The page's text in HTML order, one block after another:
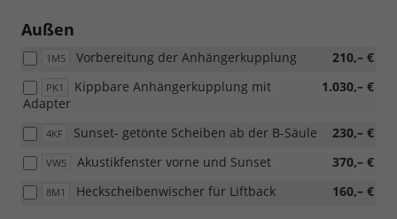
Außen
1M5 210,– €
Vorbereitung der Anhängerkupplung
PK1 1.030,– €
Kippbare Anhängerkupplung mit
Adapter
4KF 230,– €
Sunset- getönte Scheiben ab der B-Säule
VW5 370,– €
Akustikfenster vorne und Sunset
8M1 160,– €
Heckscheibenwischer für Liftback